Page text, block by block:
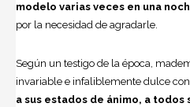
modelo varias veces en una
por la necesidad de agradarle.
Según un testigo de la época,
invariable e infaliblemente dulce
a sus estados de ánimo, a todos